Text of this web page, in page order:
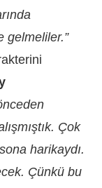
gelmeliler.”
Çok
harikaydı.
Çünkü bu